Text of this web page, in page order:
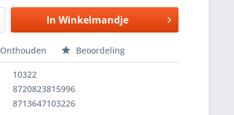
In Winkelmandje
Onthouden Beoordeling
10322
8720823815996
8713647103226